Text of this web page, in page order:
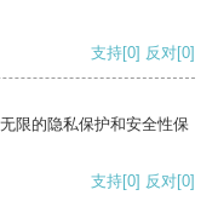
支持[0] 反对[0]
限的隐私保护和安全性保
支持[0] 反对[0]